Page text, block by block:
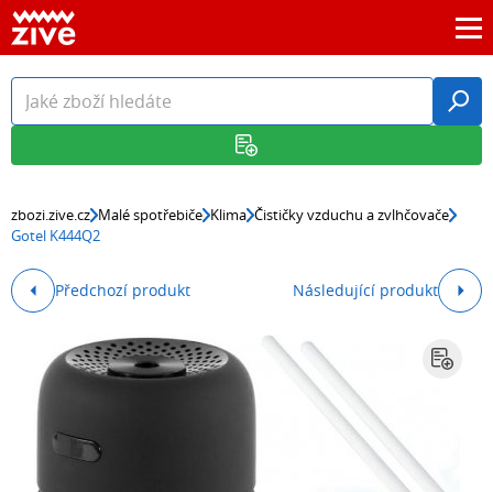
zbozi.zive.cz Malé spotřebiče Klima Čističky vzduchu a zvlhčovače
Gotel K444Q2
Předchozí produkt Následující produkt